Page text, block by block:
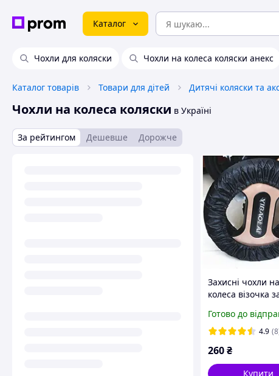
Каталог
Чохли для коляски Чохли на колеса коляски анекс
Каталог товарів Товари для дітей Дитячі коляски та
Чохли на колеса коляски в Україні
За рейтингом Дешевше Дорожче
Захисні чохли на
колеса візочка
Готово до
4.9
260₴
Купити